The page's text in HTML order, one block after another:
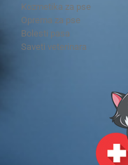
Kozmetika za pse
Oprema za pse
Bolesti pasa
Saveti veterinara